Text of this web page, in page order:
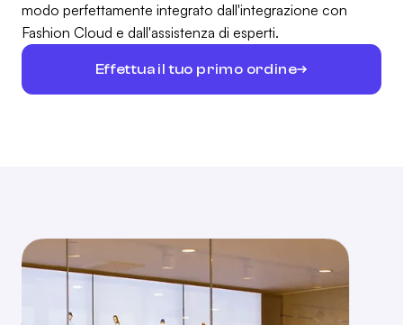
modo perfettamente integrato dall'integrazione con
Fashion Cloud e dall'assistenza di esperti.
Effettua il tuo primo ordine